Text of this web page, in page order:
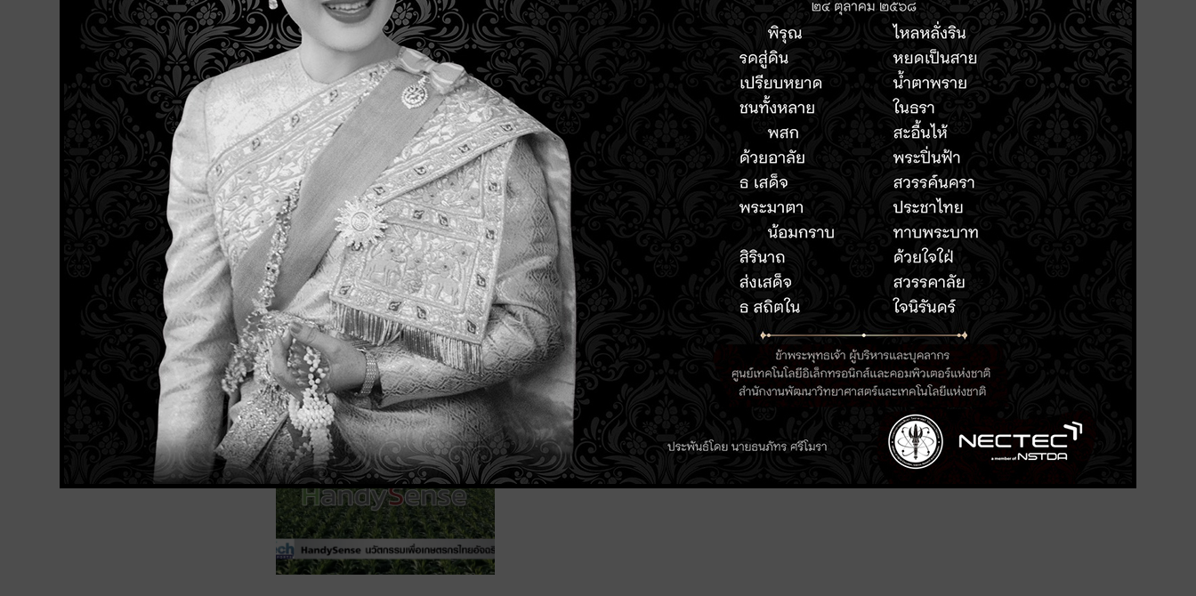
ชวนมารู้จัก “HandySense” ผ่านหลากมุมมองที่มีต่อระบบเกษตรแม่นยำ ฟาร์ม
อัจฉริยะ
Read More »
[ชมคลิป] “HandySense ชวนมาคุย” ประเดิมอีพีแรกด้วยประเด็น พัฒนา
Smart Farm อย่างไรให้โดนใจเกษตรกร
Read More »
ออนแอร์แล้ววันนี้ ! สกู๊ปเจาะลึกการใช้ HandySense เพิ่มรายได้และผลผลิตใน
ฟาร์ม จ.ฉะเชิงเทรา 2 แห่ง 2 สไตล์
Read More »